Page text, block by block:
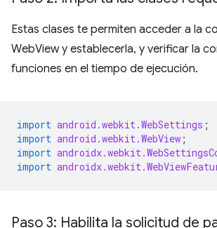
Estas clases te permiten acceder a la
WebView y establecerla, y verificar la
funciones en el tiempo de ejecución.
import android.webkit.WebSettings ;
import android.webkit.WebView ;
import
import
Paso 3: Habilita la solicitud de